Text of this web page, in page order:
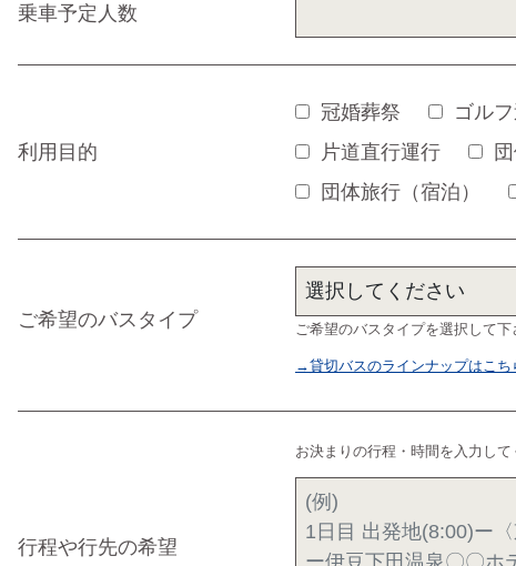
乗車予定人数
利用目的
冠婚葬祭 ゴル
片道直行運行
団体旅行（宿泊）
ご希望のバスタイプ ご希望のバスタイプを選択して下
→貸切バスのラインナップはこち
行程や行先の希望
お決まりの行程・時間を入力して